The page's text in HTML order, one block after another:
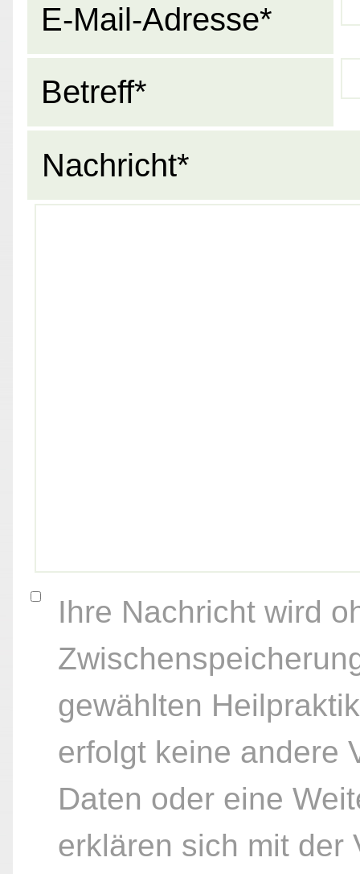
E-Mail-Adresse*
Betreff*
Nachricht*
Ihre Nachricht wird
gewählten
erfolgt keine andere
Daten oder eine
erklären sich mit der